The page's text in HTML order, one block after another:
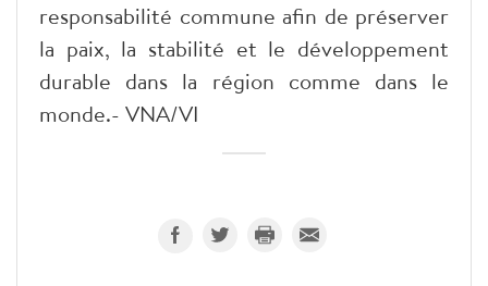
responsabilité commune afin de préserver
la paix, la stabilité et le développement
durable dans la région comme dans le
monde.- VNA/VI